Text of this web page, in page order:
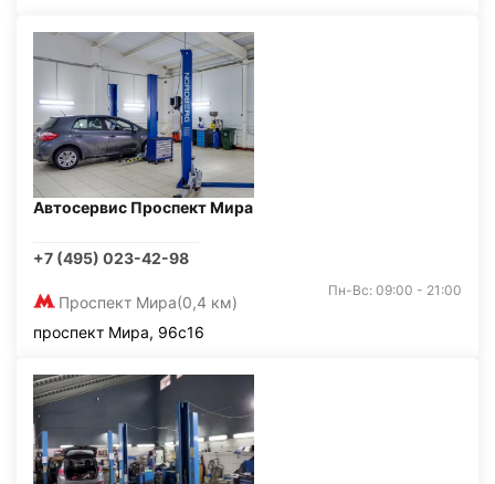
Автосервис Проспект Мира
+7 (495) 023-42-98
Проспект Мира(0,4 км)
Пн-Вс: 09:00 - 21:00
проспект Мира, 96с16